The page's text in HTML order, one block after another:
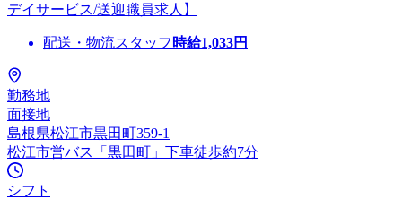
デイサービス/送迎職員求人】
配送・物流スタッフ 時給1,033円
勤務地
面接地
島根県松江市黒田町359-1
松江市営バス「黒田町」下車徒歩約7分
シフト